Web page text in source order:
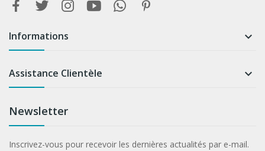
Informations 
Assistance Clientèle 
Newsletter
Inscrivez-vous pour recevoir les dernières actualités par e-mail.